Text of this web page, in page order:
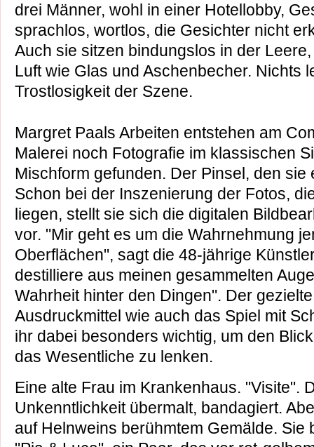
drei Männer, wohl in einer Hotellobby,
sprachlos, wortlos, die Gesichter nicht
Auch sie sitzen bindungslos in der
Luft wie Glas und Aschenbecher. Nichts
Trostlosigkeit der Szene.
Margret Paals Arbeiten entstehen am
Malerei noch Fotografie im klassischen
Mischform gefunden. Der Pinsel, den sie
Schon bei der Inszenierung der Fotos,
liegen, stellt sie sich die digitalen
vor. "Mir geht es um die Wahrnehmung
Oberflächen", sagt die 48-jährige
destilliere aus meinen gesammelten
Wahrheit hinter den Dingen". Der
Ausdruckmittel wie auch das Spiel mit
ihr dabei besonders wichtig, um den
das Wesentliche zu lenken.
Eine alte Frau im Krankenhaus. "Visite".
Unkenntlichkeit übermalt, bandagiert.
auf Helnweins berühmtem Gemälde. Sie